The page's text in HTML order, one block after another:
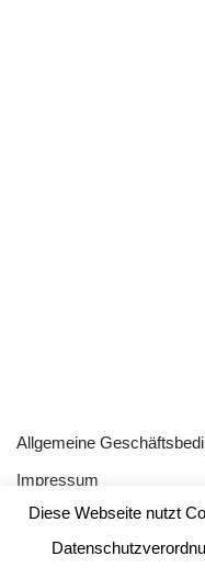
Allgemeine
Impressum
Datenschutz
Neve|
Diese Webseite nutzt